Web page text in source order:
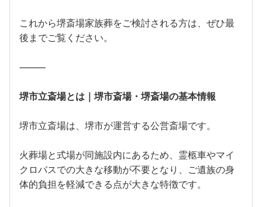
これから堺斎場家族葬をご検討される方は、ぜひ最
後までご覧ください。
⸻
堺市立斎場とは｜堺市斎場・堺斎場の基本情報
堺市立斎場は、堺市が運営する公営斎場です。
火葬場と式場が同施設内にあるため、霊柩車やマイ
クロバスでの大きな移動が不要となり、ご遺族の身
体的負担を軽減できる点が大きな特徴です。